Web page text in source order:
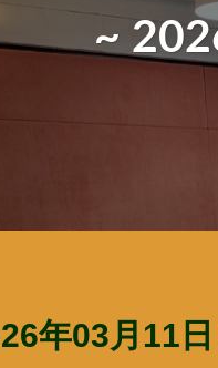
~
年03月11